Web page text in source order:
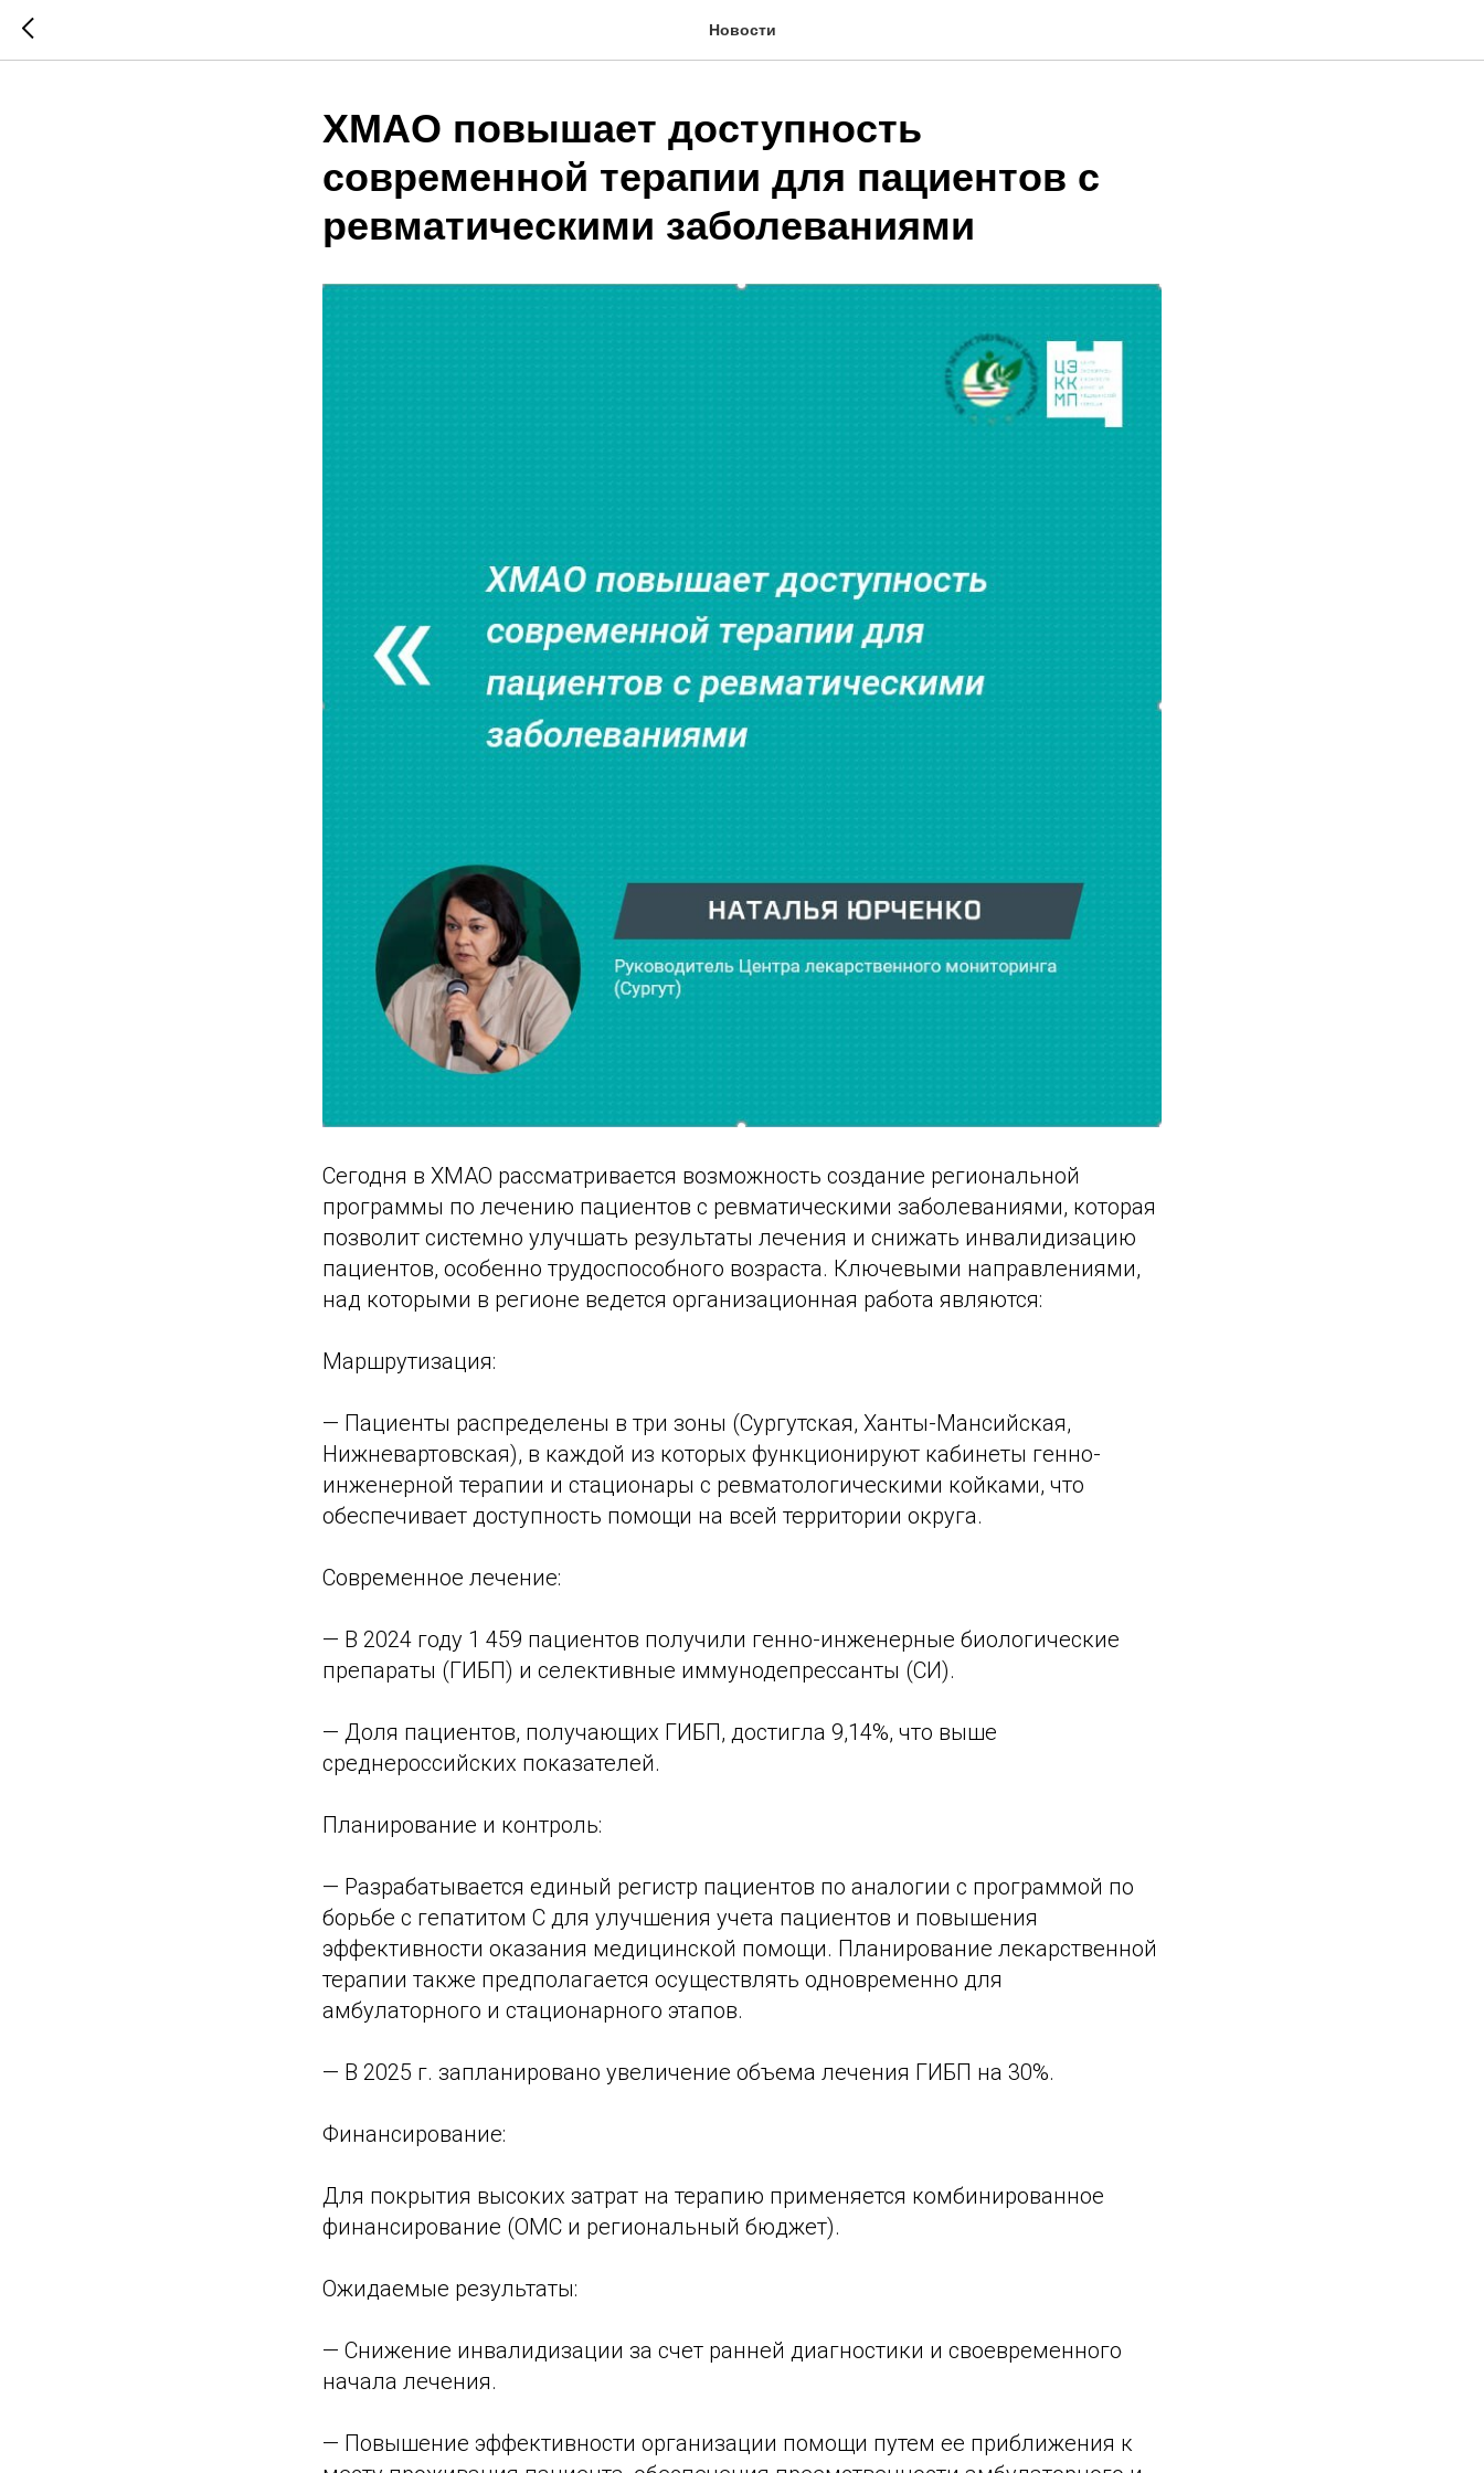
Новости
ХМАО повышает доступность
современной терапии для пациентов с
ревматическими заболеваниями
Сегодня в ХМАО рассматривается возможность создание региональной
программы по лечению пациентов с ревматическими заболеваниями, которая
позволит системно улучшать результаты лечения и снижать инвалидизацию
пациентов, особенно трудоспособного возраста. Ключевыми направлениями,
над которыми в регионе ведется организационная работа являются:
Маршрутизация:
— Пациенты распределены в три зоны (Сургутская, Ханты-Мансийская,
Нижневартовская), в каждой из которых функционируют кабинеты генно-
инженерной терапии и стационары с ревматологическими койками, что
обеспечивает доступность помощи на всей территории округа.
Современное лечение:
— В 2024 году 1 459 пациентов получили генно-инженерные биологические
препараты (ГИБП) и селективные иммунодепрессанты (СИ).
— Доля пациентов, получающих ГИБП, достигла 9,14%, что выше
среднероссийских показателей.
Планирование и контроль:
— Разрабатывается единый регистр пациентов по аналогии с программой по
борьбе с гепатитом С для улучшения учета пациентов и повышения
эффективности оказания медицинской помощи. Планирование лекарственной
терапии также предполагается осуществлять одновременно для
амбулаторного и стационарного этапов.
— В 2025 г. запланировано увеличение объема лечения ГИБП на 30%.
Финансирование:
Для покрытия высоких затрат на терапию применяется комбинированное
финансирование (ОМС и региональный бюджет).
Ожидаемые результаты:
— Снижение инвалидизации за счет ранней диагностики и своевременного
начала лечения.
— Повышение эффективности организации помощи путем ее приближения к